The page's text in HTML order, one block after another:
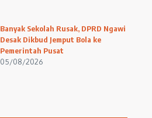
Banyak Sekolah Rusak, DPRD Ngawi
Desak Dikbud Jemput Bola ke
Pemerintah Pusat
05/08/2026